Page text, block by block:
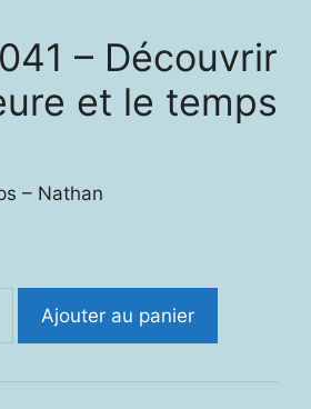
– Découvrir
et le temps
– Nathan
quantité
Ajouter au panier